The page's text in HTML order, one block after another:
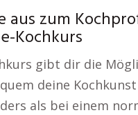
aus zum
Kochkurs
gibt dir die
deine Kochkunst
als bei einem